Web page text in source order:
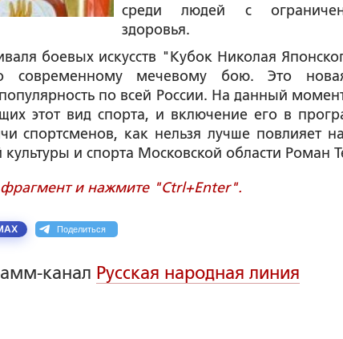
среди людей с
здоровья.
боевых искусств "Кубок Николая
современному мечевому бою. Это
по всей России. На данный
этот вид спорта, и включение его в
спортсменов, как нельзя лучше повлияет
и спорта Московской области Роман
и нажмите "Ctrl+Enter".
Поделиться
канал Русская народная линия